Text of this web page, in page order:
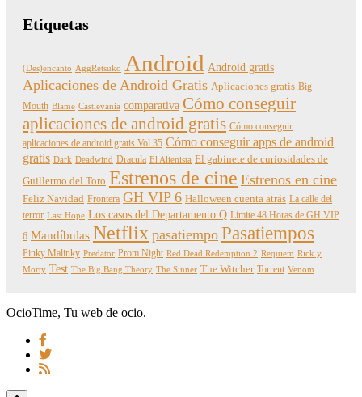
Etiquetas
(Des)encanto AggRetsuko Android Android gratis
Aplicaciones de Android Gratis Aplicaciones gratis Big
Mouth Blame Castlevania comparativa Cómo conseguir
aplicaciones de android gratis Cómo conseguir
aplicaciones de android gratis Vol 35 Cómo conseguir apps de android
gratis Dark Deadwind Dracula El Alienista El gabinete de curiosidades de
Guillermo del Toro Estrenos de cine Estrenos en cine
Feliz Navidad Frontera GH VIP 6 Halloween cuenta atrás La calle del
terror Last Hope Los casos del Departamento Q Límite 48 Horas de GH VIP
6 Mandíbulas Netflix pasatiempo Pasatiempos
Pinky Malinky Predator Prom Night Red Dead Redemption 2 Requiem Rick y
Morty Test The Big Bang Theory The Sinner The Witcher Torrent Venom
OcioTime, Tu web de ocio.